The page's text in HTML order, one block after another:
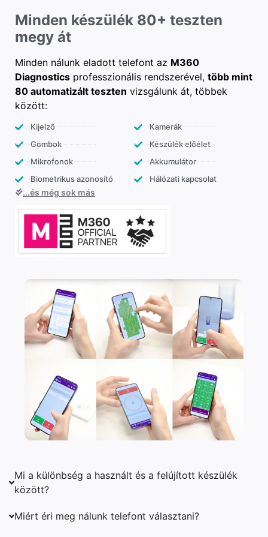
Minden készülék 80+ teszten
megy át
Minden nálunk eladott telefont az M360
Diagnostics professzionális rendszerével, több mint
80 automatizált teszten vizsgálunk át, többek
között:
Kijelző
Gombok
Mikrofonok
Biometrikus azonosító
Kamerák
Készülék előélet
Akkumulátor
Hálózati kapcsolat
...és még sok más
Mi a különbség a használt és a felújított készülék
között?
Miért éri meg nálunk telefont választani?